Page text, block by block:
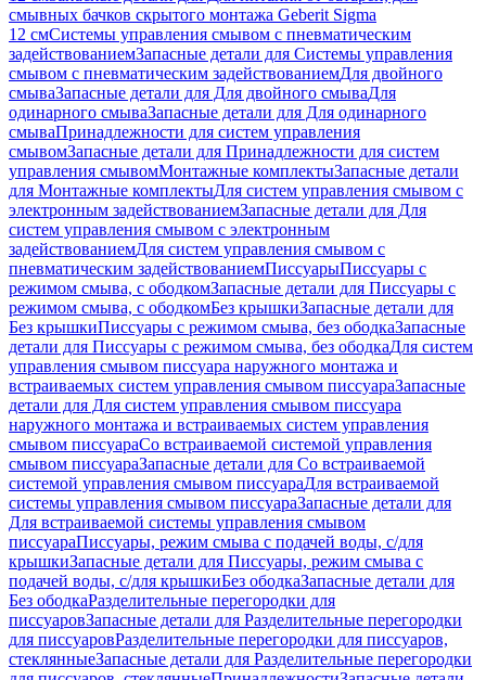
смывных бачков скрытого монтажа Geberit Sigma
12 смСистемы управления смывом с пневматическим
задействованиемЗапасные детали для Системы управления
смывом с пневматическим задействованиемДля двойного
смываЗапасные детали для Для двойного смываДля
одинарного смываЗапасные детали для Для одинарного
смываПринадлежности для систем управления
смывомЗапасные детали для Принадлежности для систем
управления смывомМонтажные комплектыЗапасные детали
для Монтажные комплектыДля систем управления смывом с
электронным задействованиемЗапасные детали для Для
систем управления смывом с электронным
задействованиемДля систем управления смывом с
пневматическим задействованиемПиссуарыПиссуары с
режимом смыва, с ободкомЗапасные детали для Писсуары с
режимом смыва, с ободкомБез крышкиЗапасные детали для
Без крышкиПиссуары с режимом смыва, без ободкаЗапасные
детали для Писсуары с режимом смыва, без ободкаДля систем
управления смывом писсуара наружного монтажа и
встраиваемых систем управления смывом писсуараЗапасные
детали для Для систем управления смывом писсуара
наружного монтажа и встраиваемых систем управления
смывом писсуараСо встраиваемой системой управления
смывом писсуараЗапасные детали для Со встраиваемой
системой управления смывом писсуараДля встраиваемой
системы управления смывом писсуараЗапасные детали для
Для встраиваемой системы управления смывом
писсуараПиссуары, режим смыва с подачей воды, с/для
крышкиЗапасные детали для Писсуары, режим смыва с
подачей воды, с/для крышкиБез ободкаЗапасные детали для
Без ободкаРазделительные перегородки для
писсуаровЗапасные детали для Разделительные перегородки
для писсуаровРазделительные перегородки для писсуаров,
стеклянныеЗапасные детали для Разделительные перегородки